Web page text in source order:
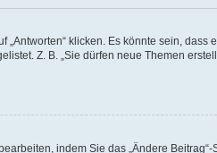
klicken. Es könnte sein, dass
Z. B. „Sie dürfen neue Themen
indem Sie das „Ändere Beitrag“-